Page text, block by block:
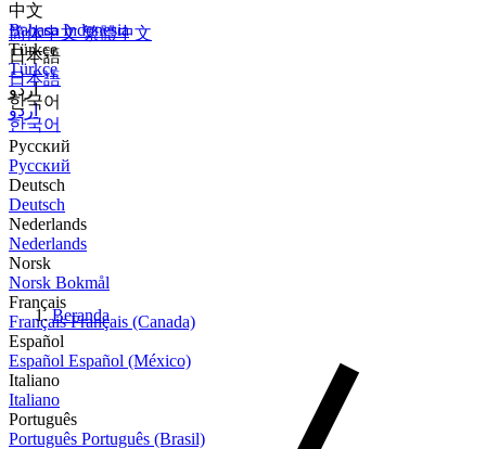
Bahasa Indonesia
Türkçe
Türkçe
اردو
اردو
中文
简体中文繁體中文
日本語
日本語
한국어
한국어
Русский
Русский
Deutsch
Deutsch
Nederlands
Nederlands
Norsk
Norsk Bokmål
Français
FrançaisFrançais (Canada)
Español
Español Español (México)
Italiano
Italiano
Português
Português Português (Brasil)
Beranda